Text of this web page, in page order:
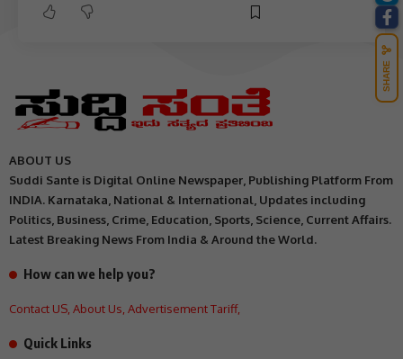
ABOUT US
Suddi Sante is Digital Online Newspaper, Publishing Platform From
INDIA. Karnataka, National & International, Updates including
Politics, Business, Crime, Education, Sports, Science, Current Affairs.
Latest Breaking News From India & Around the World.
How can we help you?
Contact US About Us Advertisement Tariff,
Quick Links
SHARE